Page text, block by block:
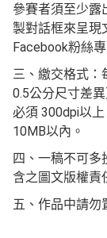
參賽者須至少露
製對話框來呈現
Facebook粉絲
三、繳交格式：
0.5公分尺寸差
必須 300dpi以
10MB以內。
四、一稿不可多
含之圖文版權責
五、作品中請勿